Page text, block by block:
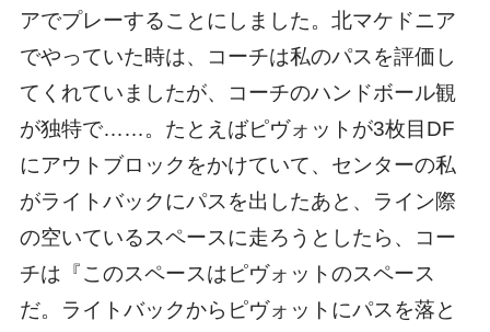
アでプレーすることにしました。北マケドニア
でやっていた時は、コーチは私のパスを評価し
てくれていましたが、コーチのハンドボール観
が独特で……。たとえばピヴォットが3枚目DF
にアウトブロックをかけていて、センターの私
がライトバックにパスを出したあと、ライン際
の空いているスペースに走ろうとしたら、コー
チは『このスペースはピヴォットのスペース
だ。ライトバックからピヴォットにパスを落と